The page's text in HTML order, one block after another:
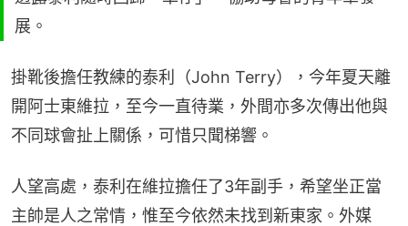
展。
掛靴後擔任教練的泰利（John Terry），今年夏天離
開阿士東維拉，至今一直待業，外間亦多次傳出他與
不同球會扯上關係，可惜只聞梯響。
人望高處，泰利在維拉擔任了3年副手，希望坐正當
主帥是人之常情，惟至今依然未找到新東家。外媒